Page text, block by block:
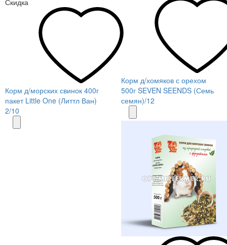
Корм д/морских свинок 400г
пакет Little One (Литтл Ван)
2/10
Корм д/хомяков с орехом
500г SEVEN SEENDS (Семь
семян)/12